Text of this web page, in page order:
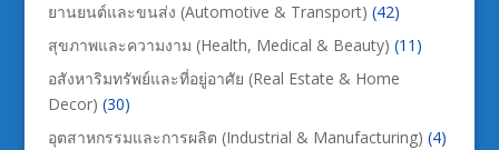
ยานยนต์และขนส่ง (Automotive & Transport) (42)
สุขภาพและความงาม (Health, Medical & Beauty) (11)
อสังหาริมทรัพย์และที่อยู่อาศัย (Real Estate & Home
Decor) (30)
อุตสาหกรรมและการผลิต (Industrial & Manufacturing) (4)